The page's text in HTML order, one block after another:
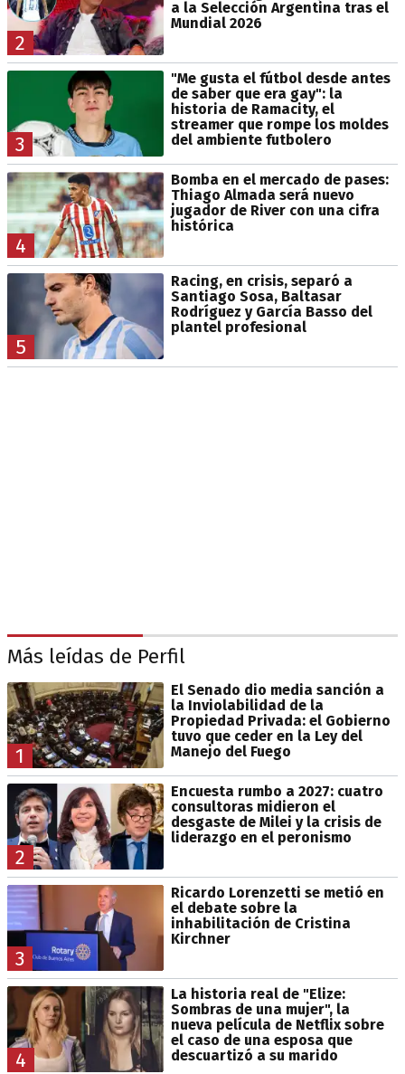
2
a la Selección Argentina tras el
Mundial 2026
3
"Me gusta el fútbol desde antes
de saber que era gay": la
historia de Ramacity, el
streamer que rompe los moldes
del ambiente futbolero
4
Bomba en el mercado de pases:
Thiago Almada será nuevo
jugador de River con una cifra
histórica
5
Racing, en crisis, separó a
Santiago Sosa, Baltasar
Rodríguez y García Basso del
plantel profesional
Más leídas de Perfil
1
El Senado dio media sanción a
la Inviolabilidad de la
Propiedad Privada: el Gobierno
tuvo que ceder en la Ley del
Manejo del Fuego
2
Encuesta rumbo a 2027: cuatro
consultoras midieron el
desgaste de Milei y la crisis de
liderazgo en el peronismo
3
Ricardo Lorenzetti se metió en
el debate sobre la
inhabilitación de Cristina
Kirchner
4
La historia real de "Elize:
Sombras de una mujer", la
nueva película de Netflix sobre
el caso de una esposa que
descuartizó a su marido